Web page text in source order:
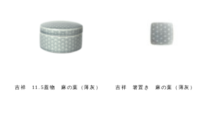
吉祥 11.5蓋物 麻の葉（薄灰） 吉祥 箸置き 麻の葉（薄灰）